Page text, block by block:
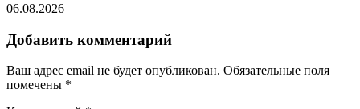
06.08.2026
Добавить комментарий
Ваш адрес email не будет опубликован. Обязательные поля
помечены *